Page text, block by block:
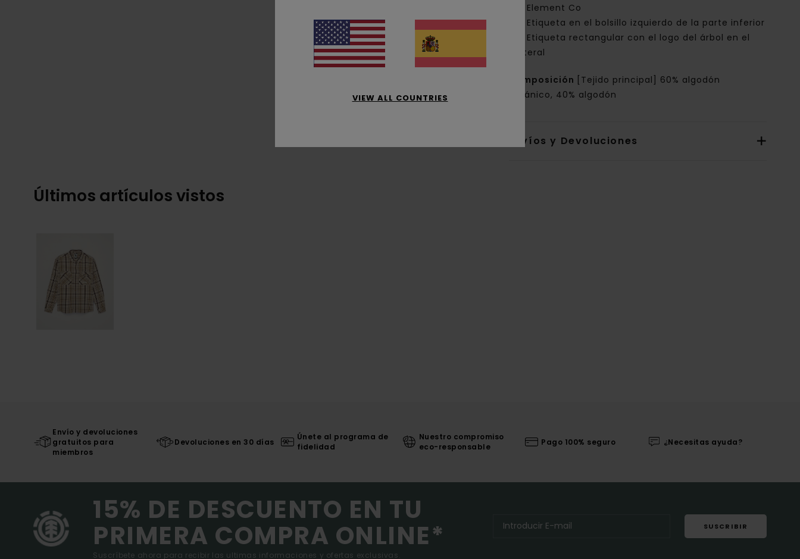
Element Co
Etiqueta en el bolsillo izquierdo de la parte inferior
Etiqueta rectangular con el logo del árbol en el
lateral
Composición
[Tejido principal] 60% algodón
orgánico, 40% algodón
Envíos y Devoluciones
Últimos artículos vistos
Envío y devoluciones
gratuitos para
miembros
Devoluciones en 30 días
Únete al programa de
fidelidad
Nuestro compromiso
eco-responsable
Pago 100% seguro ¿Necesitas ayuda?
15% DE DESCUENTO EN TU
PRIMERA COMPRA ONLINE*
Suscríbete ahora para recibir las ultimas informaciones y ofertas exclusivas.
SUSCRIBIR
VIEW ALL COUNTRIES